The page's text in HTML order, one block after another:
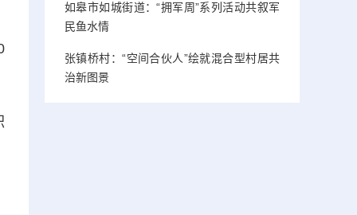
如皋市如城街道：“拥军周”系列活动共叙军
民鱼水情
张镇桥村：“空间合伙人”绘就混合型村居共
治新图景